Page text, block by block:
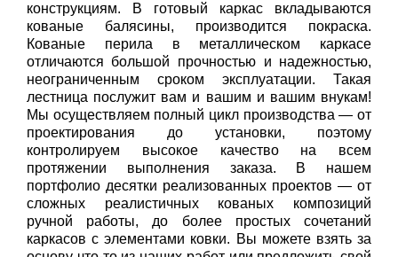
конструкциям. В готовый каркас вкладываются
кованые балясины, производится покраска.
Кованые перила в металлическом каркасе
отличаются большой прочностью и надежностью,
неограниченным сроком эксплуатации. Такая
лестница послужит вам и вашим и вашим внукам!
Мы осуществляем полный цикл производства — от
проектирования до установки, поэтому
контролируем высокое качество на всем
протяжении выполнения заказа. В нашем
портфолио десятки реализованных проектов — от
сложных реалистичных кованых композиций
ручной работы, до более простых сочетаний
каркасов с элементами ковки. Вы можете взять за